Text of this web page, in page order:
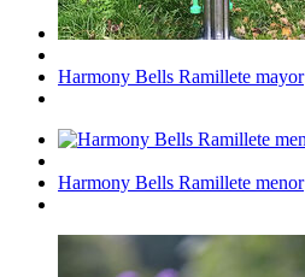
Harmony Bells Ramillete mayor
Harmony Bells Ramillete menor